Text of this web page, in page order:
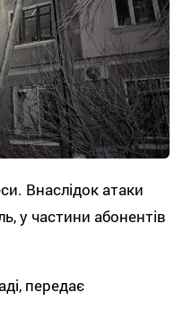
Внаслідок атаки
у частини абонентів
передає